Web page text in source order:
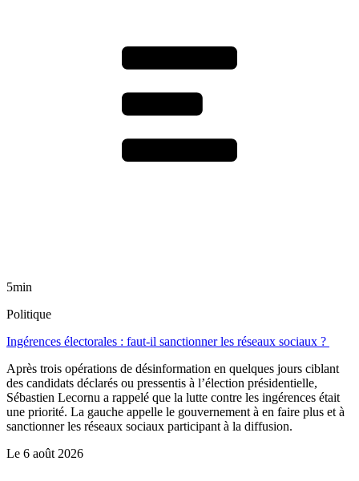
5min
Politique
Ingérences électorales : faut-il sanctionner les réseaux sociaux ?
Après trois opérations de désinformation en quelques jours ciblant
des candidats déclarés ou pressentis à l’élection présidentielle,
Sébastien Lecornu a rappelé que la lutte contre les ingérences était
une priorité. La gauche appelle le gouvernement à en faire plus et à
sanctionner les réseaux sociaux participant à la diffusion.
Le 6 août 2026